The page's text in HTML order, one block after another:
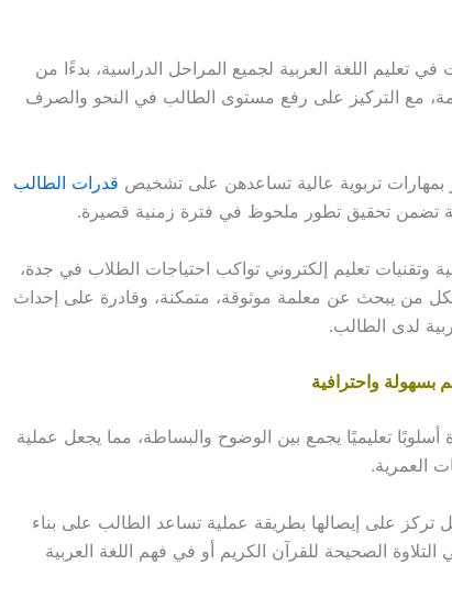
تعليم اللغة العربية لجميع المراحل الدراسية، بدءًا من
مع التركيز على رفع مستوى الطالب في النحو والصرف
بمهارات تربوية عالية تساعدهن على تشخيص قدرات الطالب
تضمن تحقيق تطور ملحوظ في فترة زمنية قصيرة.
وتقنيات تعليم إلكتروني تواكب احتياجات الطلاب في جدة،
لكل من يبحث عن معلمة موثوقة، متمكنة، وقادرة على إحداث
لدى الطالب.
بسهولة واحترافية
تعليميًا يجمع بين الوضوح والبساطة، مما يجعل عملية
العمرية.
تركز على إيصالها بطريقة عملية تساعد الطالب على بناء
الصحيحة للقرآن الكريم أو في فهم اللغة العربية